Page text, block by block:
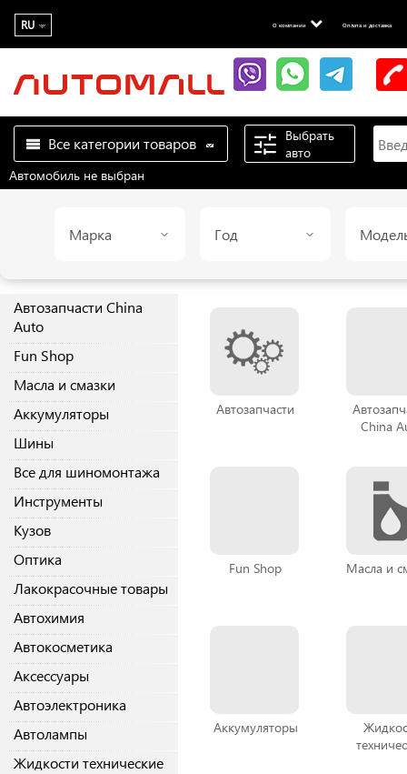
RU О компании Оплата и доставка
Все категории товаров
Выбрать
авто
Автомобиль не выбран
Марка Год
Автозапчасти China
Auto
Fun Shop
Масла и смазки
Аккумуляторы
Шины
Все для шиномонтажа
Инструменты
Кузов
Оптика
Лакокрасочные товары
Автохимия
Автокосметика
Аксессуары
Автоэлектроника
Автолампы
Жидкости технические
Автозапчасти
China
Fun Shop Масла и
Аккумуляторы